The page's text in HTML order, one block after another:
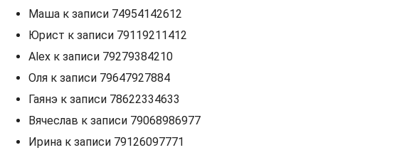
Маша к записи 74954142612
Юрист к записи 79119211412
Alex к записи 79279384210
Оля к записи 79647927884
Гаянэ к записи 78622334633
Вячеслав к записи 79068986977
Ирина к записи 79126097771